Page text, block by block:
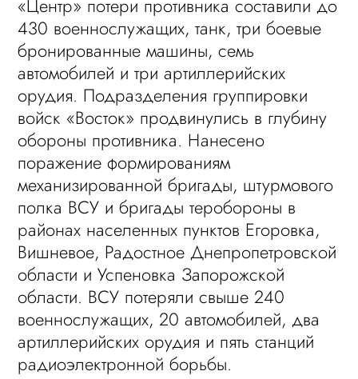
«Центр» потери противника составили до
430 военнослужащих, танк, три боевые
бронированные машины, семь
автомобилей и три артиллерийских
орудия. Подразделения группировки
войск «Восток» продвинулись в глубину
обороны противника. Нанесено
поражение формированиям
механизированной бригады, штурмового
полка ВСУ и бригады теробороны в
районах населенных пунктов Егоровка,
Вишневое, Радостное Днепропетровской
области и Успеновка Запорожской
области. ВСУ потеряли свыше 240
военнослужащих, 20 автомобилей, два
артиллерийских орудия и пять станций
радиоэлектронной борьбы.